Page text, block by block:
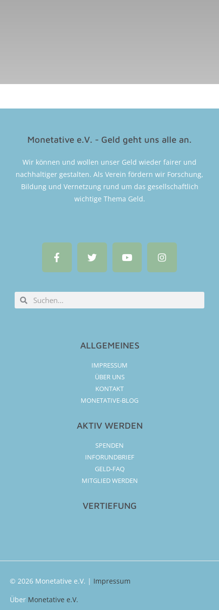
Monetative e.V. - Geld geht uns alle an.
Wir können und wollen unser Geld wieder fairer und
nachhaltiger gestalten. Als Verein fördern wir Forschung,
Bildung und Vernetzung rund um das gesellschaftlich
wichtige Thema Geld.
ALLGEMEINES
IMPRESSUM
ÜBER UNS
KONTAKT
MONETATIVE-BLOG
AKTIV WERDEN
SPENDEN
INFORUNDBRIEF
GELD-FAQ
MITGLIED WERDEN
VERTIEFUNG
© 2026 Monetative e.V. | Impressum
Über Monetative e.V.